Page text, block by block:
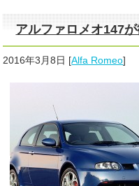
アルファロメオ147
2016年3月8日 [Alfa Romeo]